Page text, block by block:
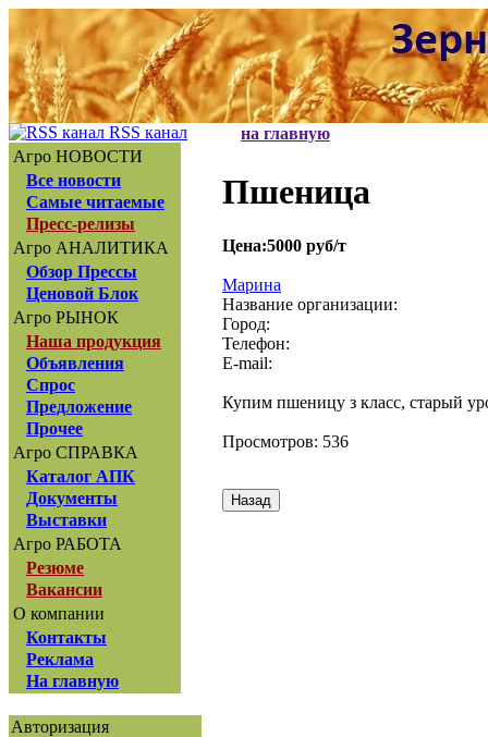
RSS канал
Агро НОВОСТИ
Все новости
Самые читаемые
Пресс-релизы
Агро АНАЛИТИКА
Обзор Прессы
Ценовой Блок
Агро РЫНОК
Наша продукция
Объявления
Спрос
Предложение
Прочее
Агро СПРАВКА
Каталог АПК
Документы
Выставки
Агро РАБОТА
Резюме
Вакансии
О компании
Контакты
Реклама
На главную
Авторизация
на главную
Пшеница
Цена:5000 руб/т
Марина
Название организации:
Город:
Телефон:
E-mail:
Купим пшеницу з класс, старый
Просмотров: 536